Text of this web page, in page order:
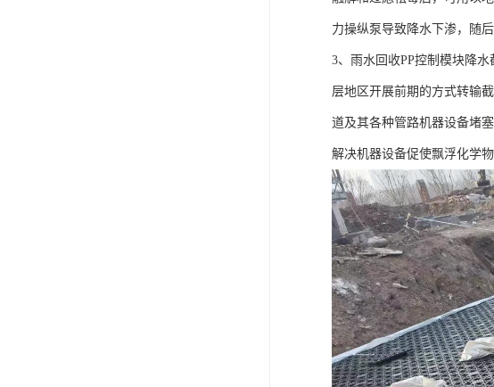
力操纵泵导致降水下渗，随
3、雨水回收PP控制模块降
层地区开展前期的方式转输
道及其各种管路机器设备堵
解决机器设备促使飘浮化学